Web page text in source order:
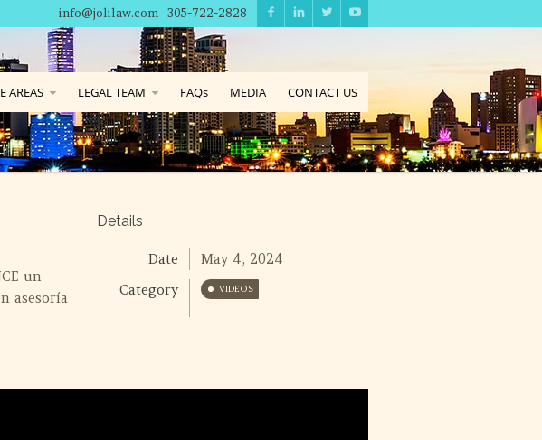
info@jolilaw.com 305-722-2828
AREAS LEGAL TEAM FAQs MEDIA CONTACT US
un
asesoría
Details
Date
May 4, 2024
Category
VIDEOS